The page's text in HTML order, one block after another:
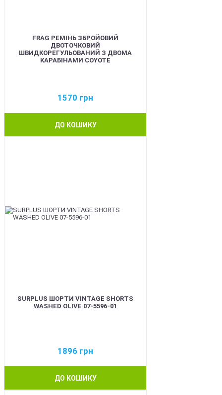
FRAG РЕМІНЬ ЗБРОЙОВИЙ
ДВОТОЧКОВИЙ
ШВИДКОРЕГУЛЬОВАНИЙ З ДВОМА
КАРАБІНАМИ COYOTE
1570 грн
ДО КОШИКУ
SURPLUS ШОРТИ VINTAGE SHORTS
WASHED OLIVE 07-5596-01
1896 грн
ДО КОШИКУ